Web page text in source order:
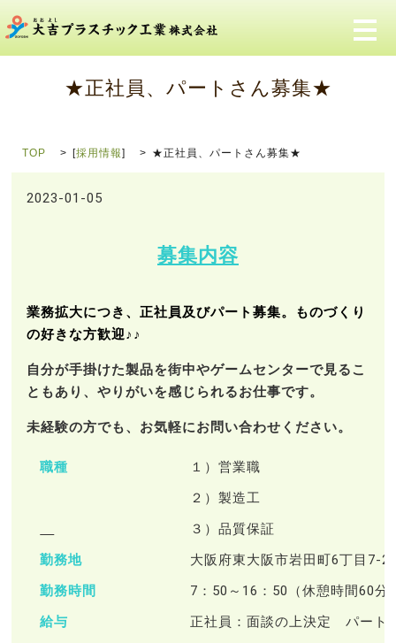
メ
★正社員、パートさん募集★
TOP [採用情報] ★正社員、パートさん募集★
2023-01-05
募集内容
業務拡大につき、正社員及びパート募集。ものづくり
の好きな方歓迎♪♪
自分が手掛けた製品を街中やゲームセンターで見るこ
ともあり、やりがいを感じられるお仕事です。
未経験の方でも、お気軽にお問い合わせください。
職種
１）営業職
２）製造工
３）品質保証
勤務地
大阪府東大阪市岩田町6丁目7-
勤務時間
7：50～16：50（休憩時間60
給与
正社員：面談の上決定 パート